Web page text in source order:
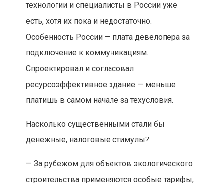
технологии и специалисты в России уже
есть, хотя их пока и недостаточно.
Особенность России — плата девелопера за
подключение к коммуникациям.
Спроектировал и согласовал
ресурсоэффективное здание — меньше
платишь в самом начале за техусловия.
Насколько существенными стали бы
денежные, налоговые стимулы?
— За рубежом для объектов экологического
строительства применяются особые тарифы,